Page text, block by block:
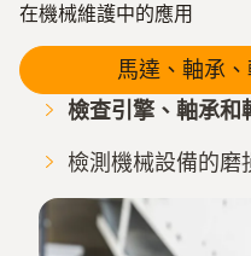
在機械維護中的應用
馬達、軸承
檢查引擎、軸承和
檢測機械設備的磨